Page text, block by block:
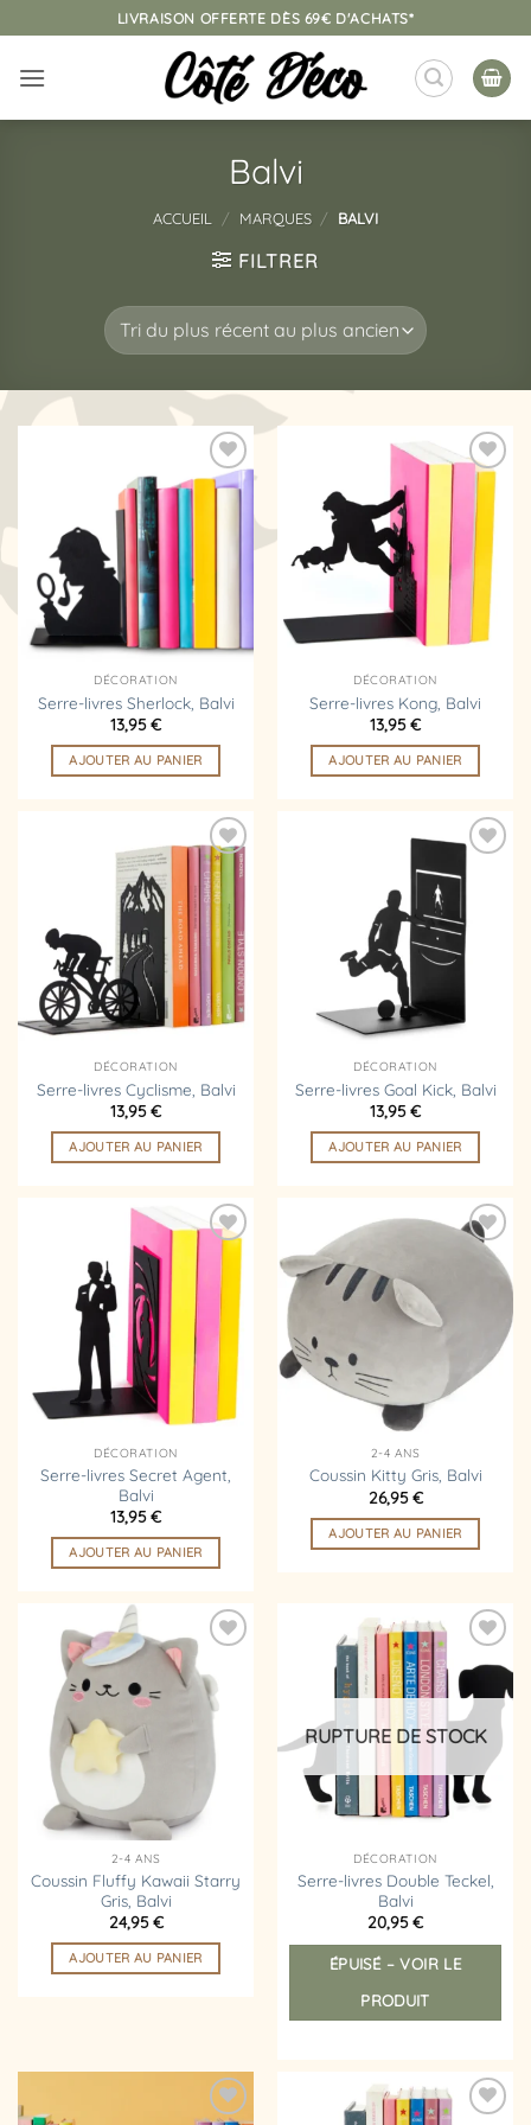
au
contenu
LIVRAISON OFFERTE DÈS 69€ D'ACHATS*
Balvi
ACCUEIL / MARQUES / BALVI
FILTRER
Ajouter
DÉCORATION
Serre-livres Sherlock, Balvi
13,95€
AJOUTER AU PANIER
Ajouter
à la
liste
d’envies
DÉCORATION
Serre-livres Kong, Balvi
13,95€
AJOUTER AU PANIER
Ajouter
à la
liste
d’envies
DÉCORATION
Serre-livres Cyclisme, Balvi
13,95€
AJOUTER AU PANIER
Ajouter
d’envies
DÉCORATION
Serre-livres Goal Kick, Balvi
13,95€
AJOUTER AU PANIER
Ajouter
à la
liste
d’envies
DÉCORATION
Serre-livres Secret Agent,
Balvi
13,95€
AJOUTER AU PANIER
Ajouter
2-4 ANS
Coussin Kitty Gris, Balvi
26,95€
AJOUTER AU PANIER
Ajouter
à la
liste
d’envies
2-4 ANS
Coussin Fluffy Kawaii Starry
Gris, Balvi
24,95€
AJOUTER AU PANIER
Ajouter
liste
d’envies
RUPTURE DE STOCK
DÉCORATION
Serre-livres Double Teckel,
Balvi
20,95€
ÉPUISÉ – VOIR LE
PRODUIT